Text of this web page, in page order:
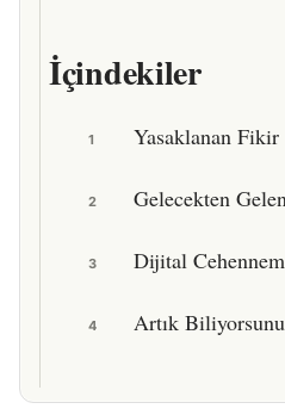
İçindekiler
1 Yasaklanan Fikir
2 Gelecekten
3 Dijital
4 Artık